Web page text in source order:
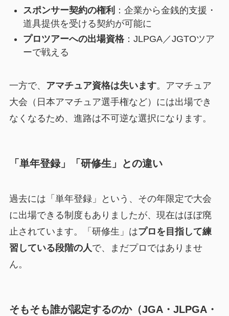
スポンサー契約の権利 ：企業から金銭的支援・
道具提供を受ける契約が可能に
プロツアーへの出場資格：JLPGA／JGTOツア
ーで戦える
一方で、 アマチュア資格は失います。アマチュア
大会（日本アマチュア選手権など）には出場でき
なくなるため、進路は不可逆な選択になります。
「単年登録」「研修生」との違い
過去には「単年登録」という、その年限定で大会
に出場できる制度もありましたが、現在はほぼ廃
止されています。「研修生」はプロを目指して練
習している段階の人で、まだプロではありませ
ん。
そもそも誰が認定するのか（JGA・JLPGA・